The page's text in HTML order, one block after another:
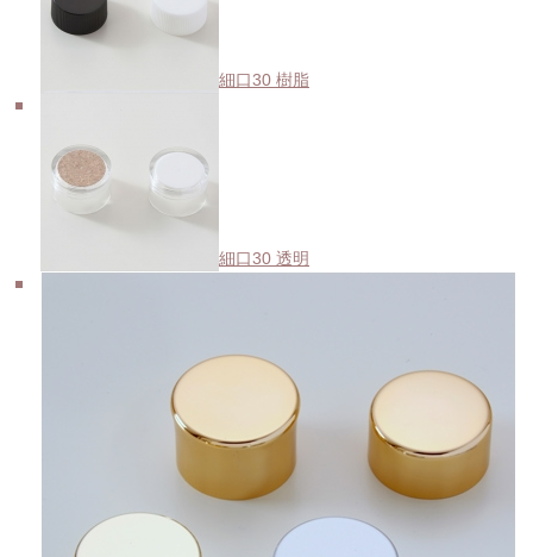
細口30 樹脂
細口30 透明